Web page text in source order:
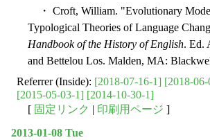
・ Croft, William. "Evolutionary
Typological Theories of Language
Handbook of the History of English. Ed.
and Bettelou Los. Malden, MA:
Referrer (Inside): [2018-07-16-1] [2018-
[2015-05-03-1] [2014-10-30-1]
[ 固定リンク | 印刷用ページ ]
2013-01-08 Tue